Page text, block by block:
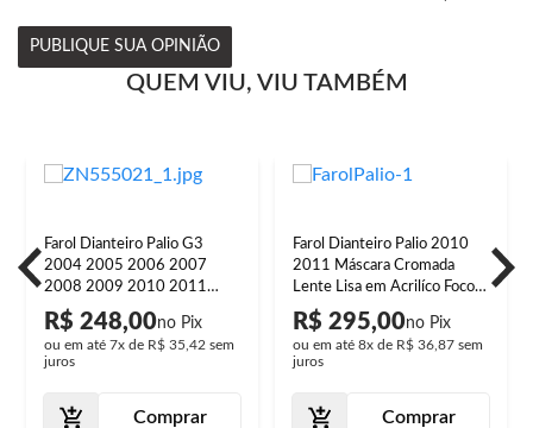
PUBLIQUE SUA OPINIÃO
QUEM VIU, VIU TAMBÉM
Farol Dianteiro Palio G3
2004 2005 2006 2007
2008 2009 2010 2011
2012 2013 2014 2015
2016 Máscara Cromada
R$ 248,00
ou em até 7x de R$ 35,42 sem
juros
Comprar
Farol Dianteiro Palio 2010
2011 Máscara Cromada
Lente Lisa em Acrilíco Foco
Duplo Manual
R$ 295,00
ou em até 8x de R$ 36,87 sem
juros
Comprar